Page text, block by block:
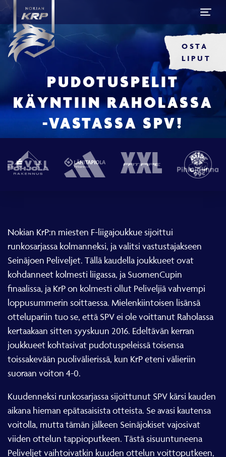
OSTA
LIPUT
PUDOTUSPELIT
KÄYNTIIN RAHOLASSA
-VASTASSA SPV!
Nokian KrP:n miesten F-liigajoukkue sijoittui
runkosarjassa kolmanneksi, ja valitsi vastustajakseen
Seinäjoen Peliveljet. Tällä kaudella joukkueet ovat
kohdanneet kolmesti liigassa, ja SuomenCupin
finaalissa, ja KrP on kolmesti ollut Peliveljiä vahvempi
loppusummerin soittaessa. Mielenkiintoisen lisänsä
ottelupariin tuo se, että SPV ei ole voittanut Raholassa
kertaakaan sitten syyskuun 2016. Edeltävän kerran
joukkueet kohtasivat pudotuspeleissä toisensa
toissakevään puolivälierissä, kun KrP eteni välieriin
suoraan voiton 4-0.
Kuudenneksi runkosarjassa sijoittunut SPV kärsi kauden
aikana hieman epätasaisista otteista. Se avasi kautensa
voitolla, mutta tämän jälkeen Seinäjokiset vajosivat
viiden ottelun tappioputkeen. Tästä sisuuntuneena
Peliveljet vaihtoivatkin kuuden ottelun voittoputkeen,